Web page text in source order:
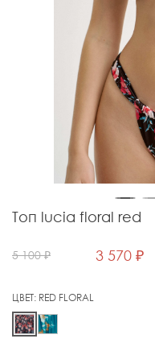
Топ lucia floral red
5 100 ₽ 3 570 ₽
ЦВЕТ: RED FLORAL